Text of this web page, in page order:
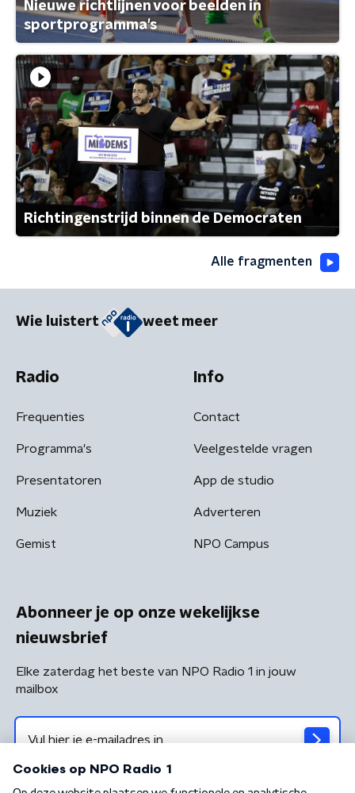
Nieuwe richtlijnen voor beelden in
sportprogramma's
Richtingenstrijd binnen de Democraten
Alle fragmenten
Wie luistert weet meer
Radio
Frequenties
Programma's
Presentatoren
Muziek
Gemist
Info
Contact
Veelgestelde vragen
App de studio
Adverteren
NPO Campus
Abonneer je op onze wekelijkse
nieuwsbrief
Elke zaterdag het beste van NPO Radio 1 in jouw
mailbox